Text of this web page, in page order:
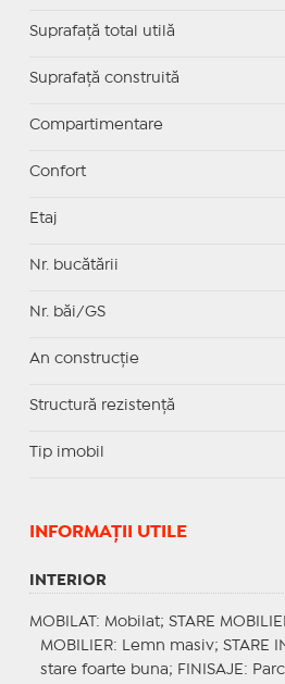
Suprafaţă total utilă
Suprafaţă construită
Compartimentare
Confort
Etaj
Nr. bucătării
Nr. băi/GS
An construcție
Structură rezistență
Tip imobil
INFORMAŢII UTILE
INTERIOR
MOBILAT : Mobilat; STARE
MOBILIER: Lemn masiv; STARE
stare foarte buna; FINISAJE :